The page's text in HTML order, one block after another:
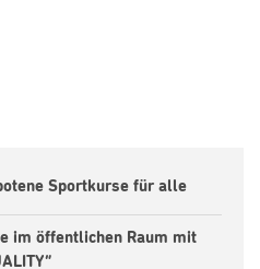
Sportkurse für alle
im öffentlichen Raum mit